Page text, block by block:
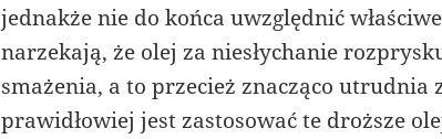
jednakże nie do końca uwzględnić
narzekają, że olej za niesłychanie
smażenia, a to przecież znacząco utrudnia
prawidłowiej jest zastosować te droższe